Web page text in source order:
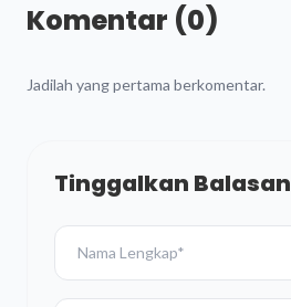
Komentar (0)
Jadilah yang pertama berkomentar.
Tinggalkan Balasan